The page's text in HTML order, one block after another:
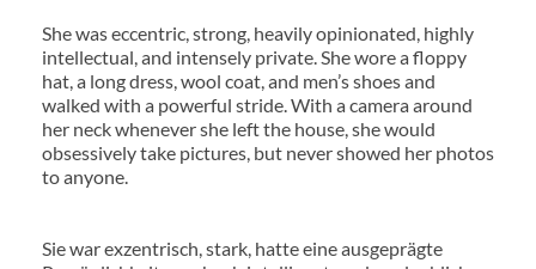
She was eccentric, strong, heavily opinionated, highly
intellectual, and intensely private. She wore a floppy
hat, a long dress, wool coat, and men’s shoes and
walked with a powerful stride. With a camera around
her neck whenever she left the house, she would
obsessively take pictures, but never showed her photos
to anyone.
Sie war exzentrisch, stark, hatte eine ausgeprägte